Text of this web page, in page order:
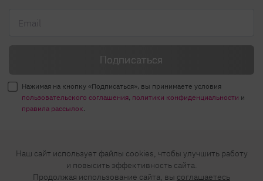
Нажимая на кнопку «Подписаться», вы принимаете условия
пользовательского соглашения, политики конфиденциальности и
правила рассылок.
Нашли ошибку? Выделите ее и нажмите
Ctrl+Enter
Наш сайт использует файлы cookies, чтобы улучшить работу
и повысить эффективность сайта.
Продолжая использование сайта, вы соглашаетесь